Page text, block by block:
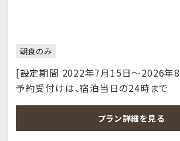
朝食のみ
[設定期間 2022年7月15日～2026年
予約受付けは、宿泊当日の24時まで
プラン詳細を見る